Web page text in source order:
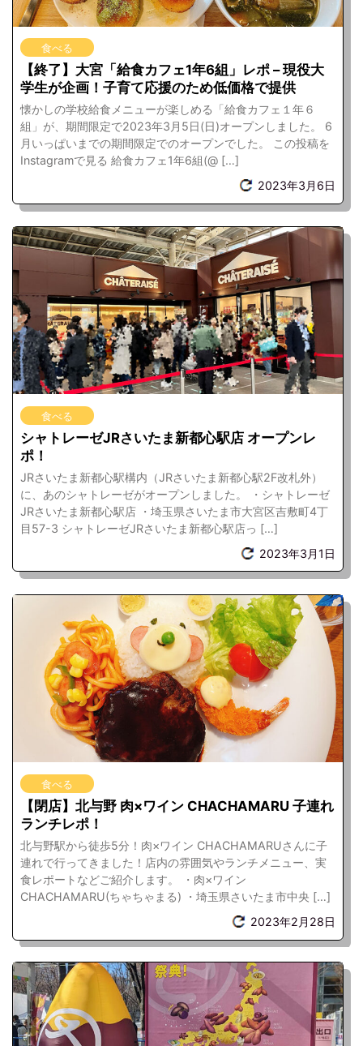
食べる
【終了】大宮「給食カフェ1年6組」レポ – 現役大
学生が企画！子育て応援のため低価格で提供
懐かしの学校給食メニューが楽しめる「給食カフェ１年６
組」が、期間限定で2023年3月5日(日)オープンしました。 6
月いっぱいまでの期間限定でのオープンでした。 この投稿を
Instagramで見る 給食カフェ1年6組(@ […]
2023年3月6日
食べる
シャトレーゼJRさいたま新都心駅店 オープンレ
ポ！
JRさいたま新都心駅構内（JRさいたま新都心駅2F改札外）
に、あのシャトレーゼがオープンしました。 ・シャトレーゼ
JRさいたま新都心駅店 ・埼玉県さいたま市大宮区吉敷町4丁
目57-3 シャトレーゼJRさいたま新都心駅店っ […]
2023年3月1日
食べる
【閉店】北与野 肉×ワイン CHACHAMARU 子連れ
ランチレポ！
北与野駅から徒歩5分！肉×ワイン CHACHAMARUさんに子
連れで行ってきました！店内の雰囲気やランチメニュー、実
食レポートなどご紹介します。 ・肉×ワイン
CHACHAMARU(ちゃちゃまる) ・埼玉県さいたま市中央 […]
2023年2月28日